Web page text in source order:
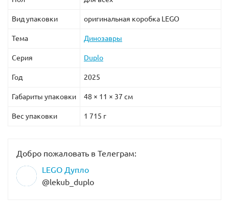
Вид упаковки оригинальная коробка LEGO
Тема Динозавры
Серия Duplo
Год 2025
Габариты упаковки 48 × 11 × 37 см
Вес упаковки 1 715 г
Добро пожаловать в Телеграм:
LEGO Дупло
@lekub_duplo